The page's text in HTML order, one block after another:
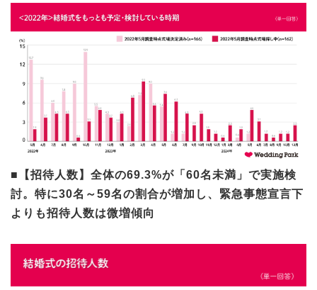
■【招待人数】全体の69.3%が「60名未満」で実施検
討。特に30名～59名の割合が増加し、緊急事態宣言下
よりも招待人数は微増傾向